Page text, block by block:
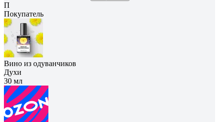
П
Покупатель
Вино из одуванчиков
Духи
30 мл